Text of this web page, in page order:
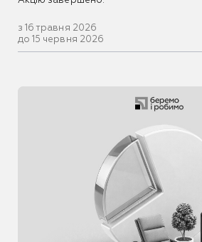
з 16 травня 2026
до 15 червня 2026